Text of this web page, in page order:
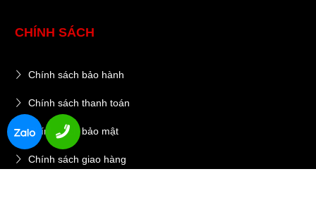
CHÍNH SÁCH
Chính sách bảo hành
Chính sách thanh toán
Chính sách bảo mật
Chính sách giao hàng